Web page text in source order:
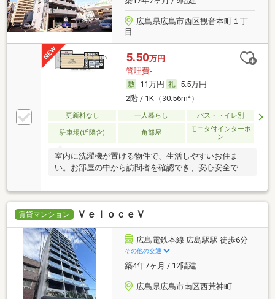
広島県広島市西区観音本町１丁
目
5.50万円
管理費-
11万円
5.5万円
2階 / 1K（30.56m2）
更新料なし 一人暮らし バス・トイレ別
駐車場(近隣含) 角部屋
モニタ付インターホ
ン
室内に洗濯機が置ける物件で、生活しやすいお住ま
い。お部屋の中から訪問者を確認でき、安心安全で
賃貸マンション ＶｅｌｏｃｅＶ
広島電鉄本線 広島駅駅 徒歩6分
その他の交通
築4年7ヶ月 / 12階建
広島県広島市南区西荒神町